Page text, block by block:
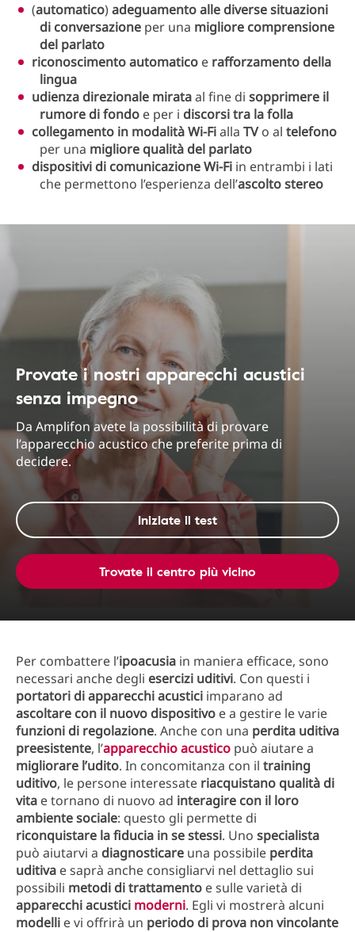
(automatico)adeguamento alle diverse situazioni
di conversazione per una migliore comprensione
del parlato
riconoscimento automatico e rafforzamento della
lingua
udienza direzionale mirataal fine di sopprimere il
rumore di fondo e per i discorsi tra la folla
collegamento in modalità Wi-Fialla TVo al telefono
per una migliore qualità del parlato
dispositivi di comunicazione Wi-Fi in entrambi i lati
che permettono l’esperienza dell’ascolto stereo
Provate i nostri apparecchi acustici
senza impegno
Da Amplifon avete la possibilità di provare
l’apparecchio acustico che preferite prima di
decidere.
Iniziate il test
Trovate il centro più vicino
Per combattere l’ipoacusia in maniera efficace, sono
necessari anche degli esercizi uditivi. Con questi i
portatori di apparecchi acustici imparano ad
ascoltare con il nuovo dispositivo e a gestire le varie
funzioni di regolazione. Anche con una perdita uditiva
preesistente, l’apparecchio acustico può aiutare a
migliorare l’udito. In concomitanza con il training
uditivo, le persone interessate riacquistano qualità di
vita e tornano di nuovo ad interagire con il loro
ambiente sociale: questo gli permette di
riconquistare la fiducia in se stessi. Uno specialista
può aiutarvi a diagnosticare una possibile perdita
uditiva e saprà anche consigliarvi nel dettaglio sui
possibili metodi di trattamento e sulle varietà di
apparecchi acustici moderni. Egli vi mostrerà alcuni
modelli e vi offrirà un periodo di prova non vincolante